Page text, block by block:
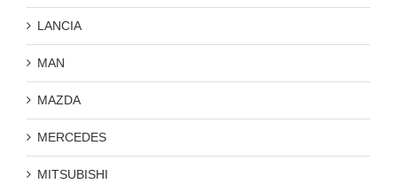
LANCIA
MAN
MAZDA
MERCEDES
MITSUBISHI